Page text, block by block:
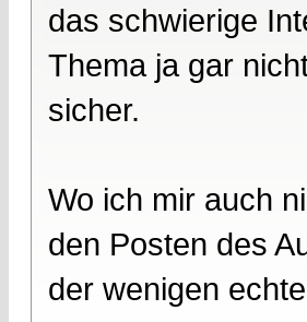
das schwierige
Thema ja gar
sicher.
Wo ich mir auch
den Posten des
der wenigen